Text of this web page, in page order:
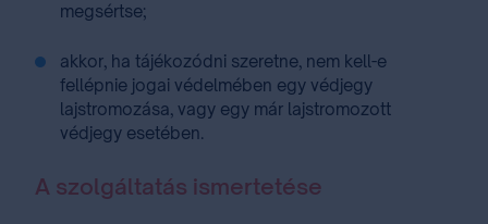
megsértse;
akkor, ha tájékozódni szeretne, nem kell-e
fellépnie jogai védelmében egy védjegy
lajstromozása, vagy egy már lajstromozott
védjegy esetében.
A szolgáltatás ismertetése